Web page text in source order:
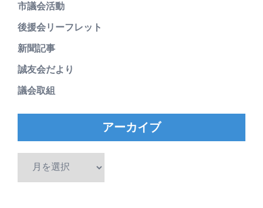
市議会活動
後援会リーフレット
新聞記事
誠友会だより
議会取組
アーカイブ